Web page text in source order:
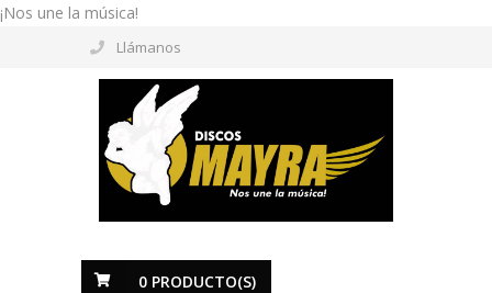
¡Nos une la música!
Llámanos
0 PRODUCTO(S)